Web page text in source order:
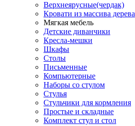
Верхнеярусные(чердак)
Кровати из массива дерева
Мягкая мебель
Детские диванчики
Кресла-мешки
Шкафы
Столы
Письменные
Компьютерные
Наборы со стулом
Стулья
Стульчики для кормления
Простые и складные
Комплект стул и стол